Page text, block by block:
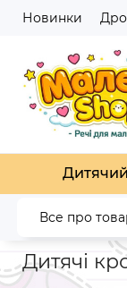
Новинки
Все про
Головна Дитяче
Дитячі